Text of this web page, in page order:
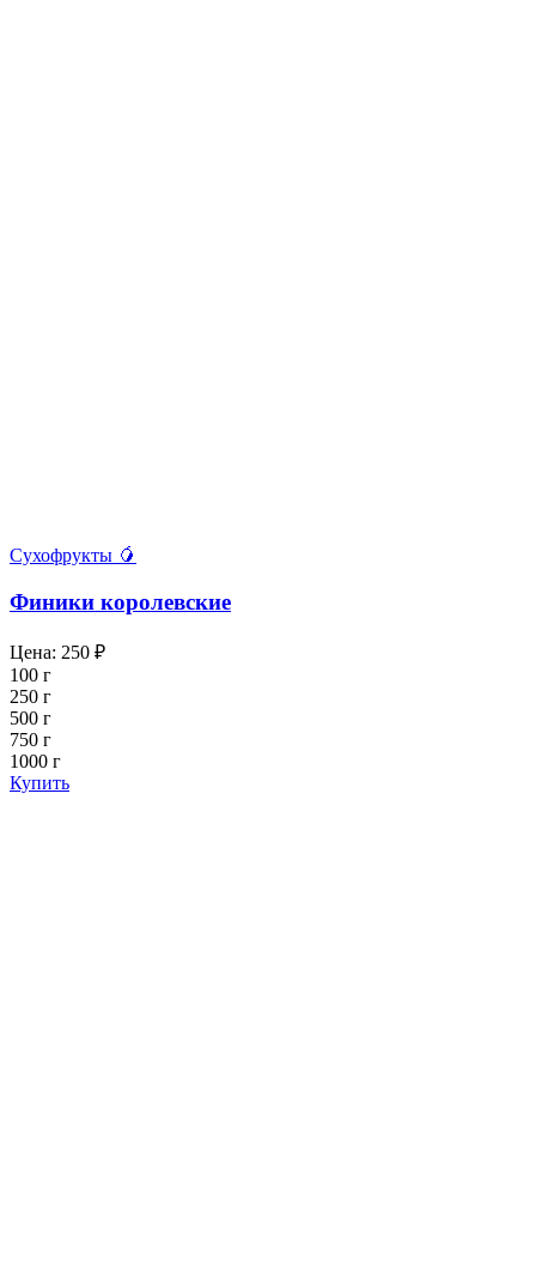
Сухофрукты 🥭
Финики королевские
Цена: 250 ₽
100 г
250 г
500 г
750 г
1000 г
Купить